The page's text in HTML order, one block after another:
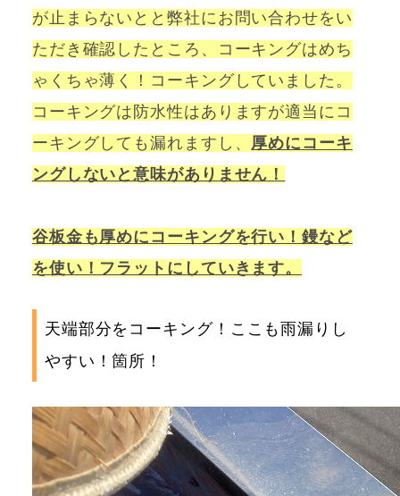
が止まらないとと弊社にお問い合わせをい
ただき確認したところ、コーキングはめち
ゃくちゃ薄く！コーキングしていました。
コーキングは防水性はありますが適当にコ
ーキングしても漏れますし、 厚めにコーキ
ングしないと意味がありません！
谷板金も厚めにコーキングを行い！鏝など
を使い！フラットにしていきます。
天端部分をコーキング！ここも雨漏りし
やすい！箇所！